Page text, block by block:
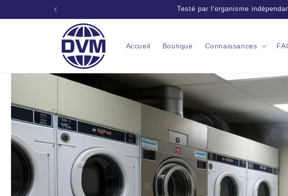
contenu
Solutions professionnelles de
Accueil Boutique Connaissances